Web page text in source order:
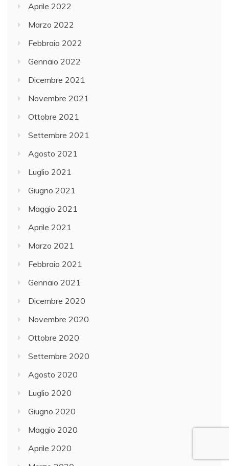
Aprile 2022
Marzo 2022
Febbraio 2022
Gennaio 2022
Dicembre 2021
Novembre 2021
Ottobre 2021
Settembre 2021
Agosto 2021
Luglio 2021
Giugno 2021
Maggio 2021
Aprile 2021
Marzo 2021
Febbraio 2021
Gennaio 2021
Dicembre 2020
Novembre 2020
Ottobre 2020
Settembre 2020
Agosto 2020
Luglio 2020
Giugno 2020
Maggio 2020
Aprile 2020